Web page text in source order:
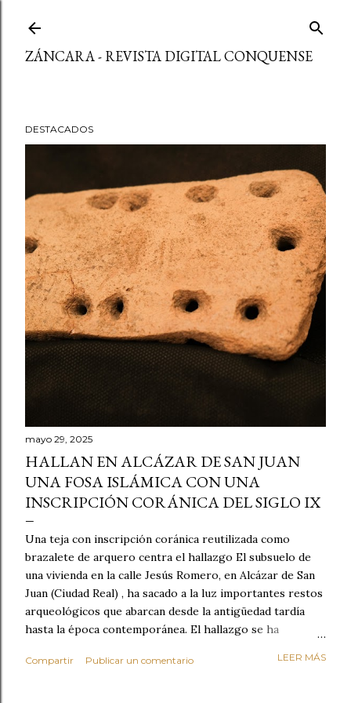
ZÁNCARA - REVISTA DIGITAL CONQUENSE
DESTACADOS
mayo 29, 2025
HALLAN EN ALCÁZAR DE SAN JUAN
UNA FOSA ISLÁMICA CON UNA
INSCRIPCIÓN CORÁNICA DEL SIGLO IX
Una teja con inscripción coránica reutilizada como
brazalete de arquero centra el hallazgo El subsuelo de
una vivienda en la calle Jesús Romero, en Alcázar de San
Juan (Ciudad Real) , ha sacado a la luz importantes restos
arqueológicos que abarcan desde la antigüedad tardía
hasta la época contemporánea. El hallazgo se ha
con motivo de la construcción de un nuevo sótano en el
Compartir Publicar un comentario LEER MÁS